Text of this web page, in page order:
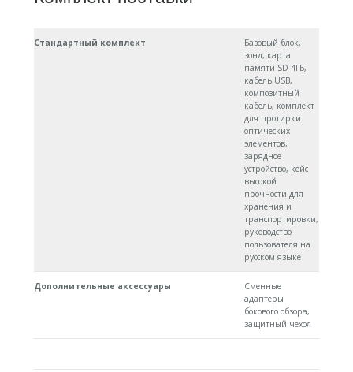
Стандартный комплект
Базовый блок,
зонд, карта
памяти SD 4ГБ,
кабель USB,
композитный
кабель, комплект
для протирки
оптических
элементов,
зарядное
устройство, кейс
высокой
прочности для
хранения и
транспортировки,
руководство
пользователя на
русском языке
Дополнительные аксессуары
Сменные
адаптеры
бокового обзора,
защитный чехол